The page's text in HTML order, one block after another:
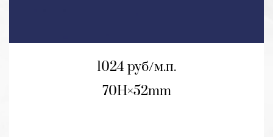
1024 руб/м.п.
70H 52mm